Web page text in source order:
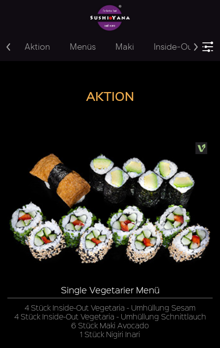
Aktion Menüs Maki Inside-Out
AKTION
Single Vegetarier Menü
4 Stück Inside-Out Vegetaria - Umhüllung Sesam
4 Stück Inside-Out Vegetaria - Umhüllung Schnittlauch
6 Stück Maki Avocado
1 Stück Nigiri Inari